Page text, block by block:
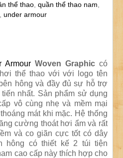
thể thao quần thể thao nam
under armour
Armour Woven Graphic có
thể thao với với logo tên
hông và đầy đủ sự hỗ trợ
nhất. Sản phẩm sử dụng
vô cùng nhẹ và mềm mại
mát khi mặc. Hệ thống
cường thoát hơi ẩm và rất
và co giãn cực tốt có dây
hông có thiết kế 2 túi tiện
cao cấp này thích hợp cho